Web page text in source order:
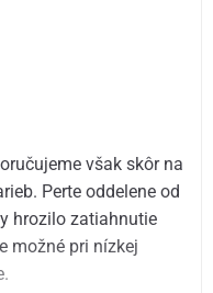
však skôr na
Perte oddelene od
hrozilo zatiahnutie
možné pri nízkej